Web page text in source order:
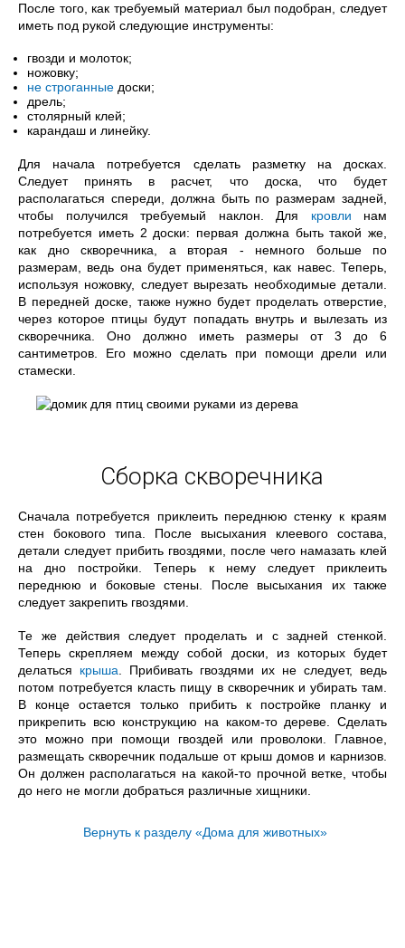
После того, как требуемый материал был подобран, следует
иметь под рукой следующие инструменты:
гвозди и молоток;
ножовку;
не строганные доски;
дрель;
столярный клей;
карандаш и линейку.
Для начала потребуется сделать разметку на досках.
Следует принять в расчет, что доска, что будет
располагаться спереди, должна быть по размерам задней,
чтобы получился требуемый наклон. Для кровли нам
потребуется иметь 2 доски: первая должна быть такой же,
как дно скворечника, а вторая - немного больше по
размерам, ведь она будет применяться, как навес. Теперь,
используя ножовку, следует вырезать необходимые детали.
В передней доске, также нужно будет проделать отверстие,
через которое птицы будут попадать внутрь и вылезать из
скворечника. Оно должно иметь размеры от 3 до 6
сантиметров. Его можно сделать при помощи дрели или
стамески.
Сборка скворечника
Сначала потребуется приклеить переднюю стенку к краям
стен бокового типа. После высыхания клеевого состава,
детали следует прибить гвоздями, после чего намазать клей
на дно постройки. Теперь к нему следует приклеить
переднюю и боковые стены. После высыхания их также
следует закрепить гвоздями.
Те же действия следует проделать и с задней стенкой.
Теперь скрепляем между собой доски, из которых будет
делаться крыша . Прибивать гвоздями их не следует, ведь
потом потребуется класть пищу в скворечник и убирать там.
В конце остается только прибить к постройке планку и
прикрепить всю конструкцию на каком-то дереве. Сделать
это можно при помощи гвоздей или проволоки. Главное,
размещать скворечник подальше от крыш домов и карнизов.
Он должен располагаться на какой-то прочной ветке, чтобы
до него не могли добраться различные хищники.
Вернуть к разделу «Дома для животных»